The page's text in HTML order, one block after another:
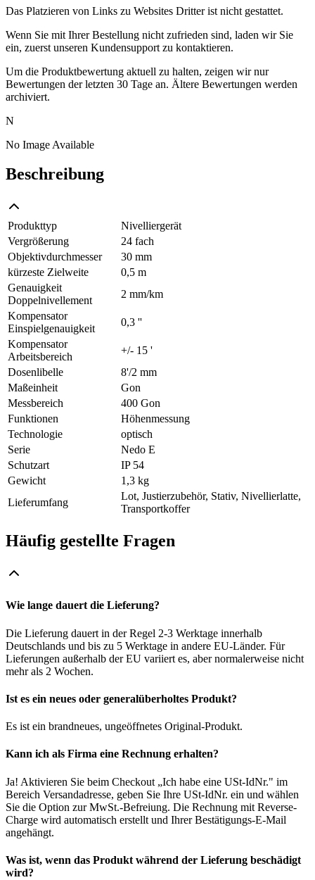
Das Platzieren von Links zu Websites Dritter ist nicht gestattet.
Wenn Sie mit Ihrer Bestellung nicht zufrieden sind, laden wir Sie
ein, zuerst unseren Kundensupport zu kontaktieren.
Um die Produktbewertung aktuell zu halten, zeigen wir nur
Bewertungen der letzten 30 Tage an. Ältere Bewertungen werden
archiviert.
N
No Image Available
Beschreibung
Produkttyp
Nivelliergerät
Vergrößerung
24 fach
Objektivdurchmesser
30 mm
kürzeste Zielweite
0,5 m
Genauigkeit
Doppelnivellement
2 mm/km
Kompensator
Einspielgenauigkeit
0,3 ''
Kompensator
Arbeitsbereich
+/- 15 '
Dosenlibelle
8'/2 mm
Maßeinheit
Gon
Messbereich
400 Gon
Funktionen
Höhenmessung
Technologie
optisch
Serie
Nedo E
Schutzart
IP 54
Gewicht
1,3 kg
Lieferumfang
Lot, Justierzubehör, Stativ, Nivellierlatte,
Transportkoffer
Häufig gestellte Fragen
Wie lange dauert die Lieferung?
Die Lieferung dauert in der Regel 2-3 Werktage innerhalb
Deutschlands und bis zu 5 Werktage in andere EU-Länder. Für
Lieferungen außerhalb der EU variiert es, aber normalerweise nicht
mehr als 2 Wochen.
Ist es ein neues oder generalüberholtes Produkt?
Es ist ein brandneues, ungeöffnetes Original-Produkt.
Kann ich als Firma eine Rechnung erhalten?
Ja! Aktivieren Sie beim Checkout „Ich habe eine USt-IdNr." im
Bereich Versandadresse, geben Sie Ihre USt-IdNr. ein und wählen
Sie die Option zur MwSt.-Befreiung. Die Rechnung mit Reverse-
Charge wird automatisch erstellt und Ihrer Bestätigungs-E-Mail
angehängt.
Was ist, wenn das Produkt während der Lieferung beschädigt
wird?